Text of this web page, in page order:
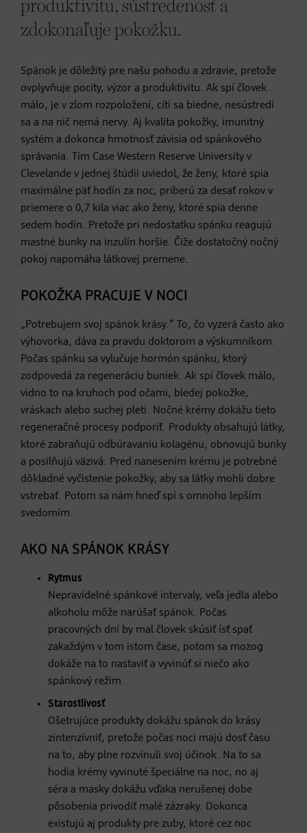
produktivitu, sústredenosť a
zdokonaľuje pokožku.
Spánok je dôležitý pre našu pohodu a zdravie, pretože
ovplyvňuje pocity, výzor a produktivitu. Ak spí človek
málo, je v zlom rozpoložení, cíti sa biedne, nesústredí
sa a na nič nemá nervy. Aj kvalita pokožky, imunitný
systém a dokonca hmotnosť závisia od spánkového
správania. Tím Case Western Reserve University v
Clevelande v jednej štúdii uviedol, že ženy, ktoré spia
maximálne päť hodín za noc, priberú za desať rokov v
priemere o 0,7 kila viac ako ženy, ktoré spia denne
sedem hodín. Pretože pri nedostatku spánku reagujú
mastné bunky na inzulín horšie. Čiže dostatočný nočný
pokoj napomáha látkovej premene.
POKOŽKA PRACUJE V NOCI
„Potrebujem svoj spánok krásy.“ To, čo vyzerá často ako
výhovorka, dáva za pravdu doktorom a výskumníkom.
Počas spánku sa vylučuje hormón spánku, ktorý
zodpovedá za regeneráciu buniek. Ak spí človek málo,
vidno to na kruhoch pod očami, bledej pokožke,
vráskach alebo suchej pleti. Nočné krémy dokážu tieto
regeneračné procesy podporiť. Produkty obsahujú látky,
ktoré zabraňujú odbúravaniu kolagénu, obnovujú bunky
a posilňujú väzivá. Pred nanesením krému je potrebné
dôkladné vyčistenie pokožky, aby sa látky mohli dobre
vstrebať. Potom sa nám hneď spí s omnoho lepším
svedomím.
AKO NA SPÁNOK KRÁSY
Rytmus
Nepravidelné spánkové intervaly, veľa jedla alebo
alkoholu môže narúšať spánok. Počas
pracovných dní by mal človek skúsiť ísť spať
zakaždým v tom istom čase, potom sa mozog
dokáže na to nastaviť a vyvinúť si niečo ako
spánkový režim.
Starostlivosť
Ošetrujúce produkty dokážu spánok do krásy
zintenzívniť, pretože počas noci majú dosť času
na to, aby plne rozvinuli svoj účinok. Na to sa
hodia krémy vyvinuté špeciálne na noc, no aj
séra a masky dokážu vďaka nerušenej dobe
pôsobenia privodiť malé zázraky. Dokonca
existujú aj produkty pre zuby, ktoré cez noc